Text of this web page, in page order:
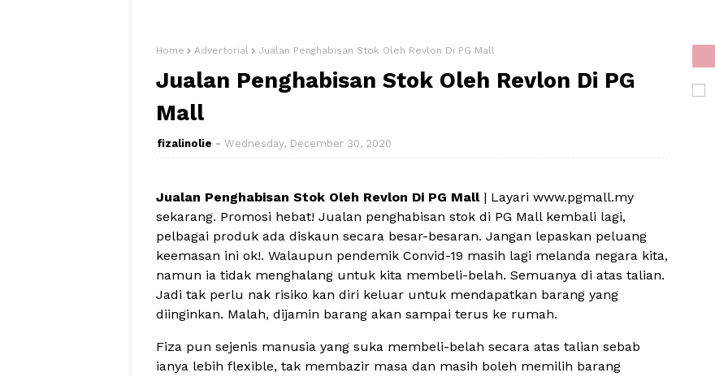
Home Advertorial Jualan Penghabisan Stok Oleh Revlon Di PG Mall
Jualan Penghabisan Stok Oleh Revlon Di PG
Mall
fizalinolie Wednesday, December 30, 2020
Jualan Penghabisan Stok Oleh Revlon Di PG Mall| Layari www.pgmall.my
sekarang. Promosi hebat! Jualan penghabisan stok di PG Mall kembali lagi,
pelbagai produk ada diskaun secara besar-besaran. Jangan lepaskan peluang
keemasan ini ok!. Walaupun pendemik Convid-19 masih lagi melanda negara kita,
namun ia tidak menghalang untuk kita membeli-belah. Semuanya di atas talian.
Jadi tak perlu nak risiko kan diri keluar untuk mendapatkan barang yang
diinginkan. Malah, dijamin barang akan sampai terus ke rumah.
Fiza pun sejenis manusia yang suka membeli-belah secara atas talian sebab
ianya lebih flexible, tak membazir masa dan masih boleh memilih barang